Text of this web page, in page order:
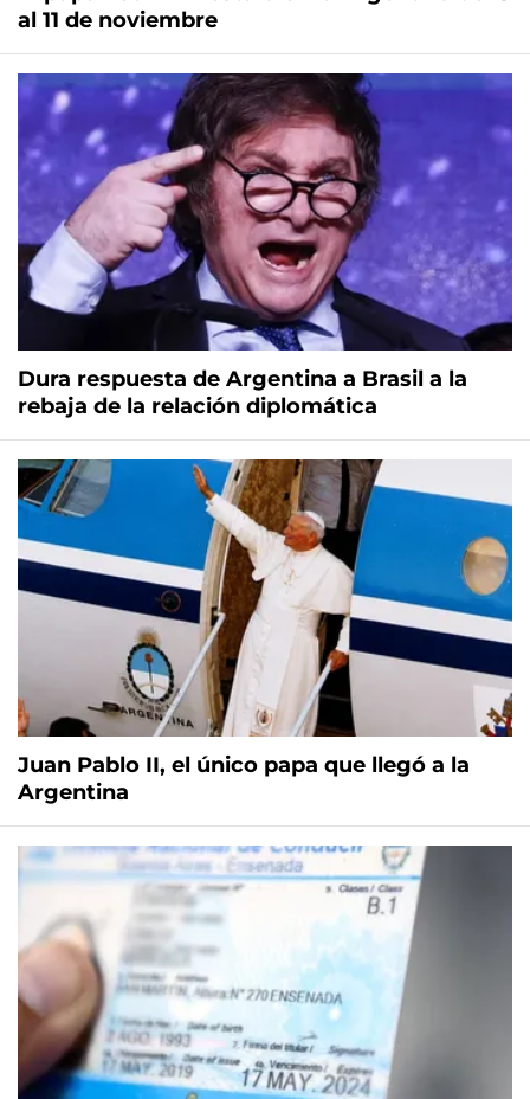
al 11 de noviembre
Dura respuesta de Argentina a Brasil a la
rebaja de la relación diplomática
Juan Pablo II, el único papa que llegó a la
Argentina